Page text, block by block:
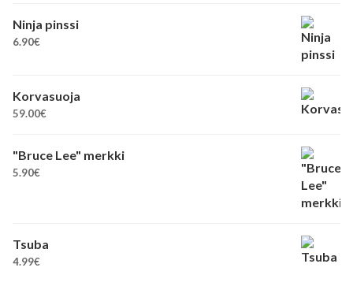
Ninja pinssi
6.90€
Korvasuoja
59.00€
"Bruce Lee" merkki
5.90€
Tsuba
4.99€